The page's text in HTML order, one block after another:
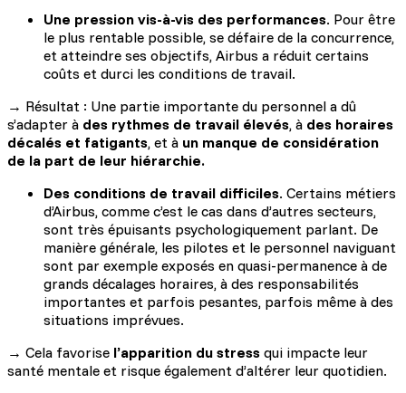
Une pression vis-à-vis des performances. Pour être
le plus rentable possible, se défaire de la concurrence,
et atteindre ses objectifs, Airbus a réduit certains
coûts et durci les conditions de travail.
→ Résultat : Une partie importante du personnel a dû
s’adapter à des rythmes de travail élevés, à des horaires
décalés et fatigants, et à un manque de considération
de la part de leur hiérarchie.
Des conditions de travail difficiles. Certains métiers
d’Airbus, comme c’est le cas dans d’autres secteurs,
sont très épuisants psychologiquement parlant. De
manière générale, les pilotes et le personnel naviguant
sont par exemple exposés en quasi-permanence à de
grands décalages horaires, à des responsabilités
importantes et parfois pesantes, parfois même à des
situations imprévues.
→ Cela favorise l’apparition du stress qui impacte leur
santé mentale et risque également d’altérer leur quotidien.